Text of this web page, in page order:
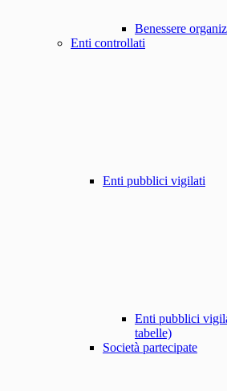
Benessere
Enti controllati
Enti pubblici vigilati
Enti pubblici
tabelle)
Società partecipate